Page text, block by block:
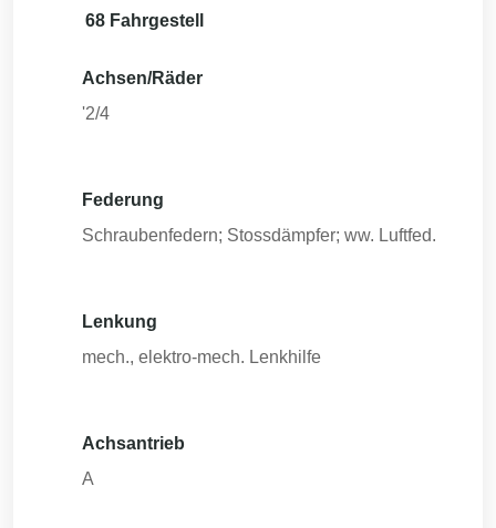
68 Fahrgestell
Achsen/Räder
'2/4
Federung
Schraubenfedern; Stossdämpfer; ww. Luftfed.
Lenkung
mech., elektro-mech. Lenkhilfe
Achsantrieb
A